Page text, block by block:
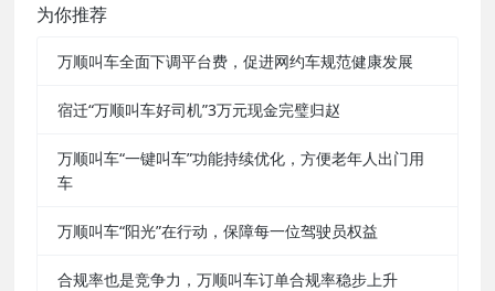
为你推荐
万顺叫车全面下调平台费，促进网约车规范健康发展
宿迁“万顺叫车好司机”3万元现金完璧归赵
万顺叫车“一键叫车”功能持续优化，方便老年人出门用
车
万顺叫车“阳光”在行动，保障每一位驾驶员权益
合规率也是竞争力，万顺叫车订单合规率稳步上升